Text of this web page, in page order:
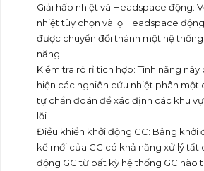
Giải hấp nhiệt và Headspace động:
nhiệt tùy chọn và lọ Headspace
được chuyển đổi thành một hệ
năng.
Kiểm tra rò rỉ tích hợp: Tính năng
hiện các nghiên cứu nhiệt phân một
tự chẩn đoán để xác định các khu
lỗi
Điều khiển khởi động GC: Bảng khởi
kế mới của GC có khả năng xử lý tất
động GC từ bất kỳ hệ thống GC nào